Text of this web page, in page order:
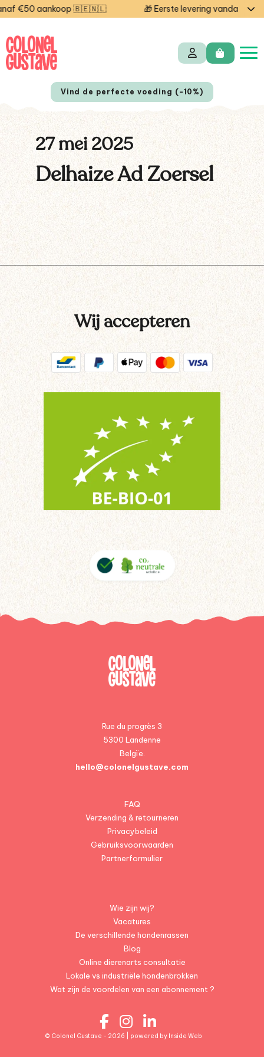
€50 aankoop 🇧🇪🇳🇱 🎁 Eerste levering vandaag
Vind de perfecte voeding (-10%)
27 mei 2025
Delhaize Ad Zoersel
Wij accepteren
Rue du progrès 3
5300 Landenne
Belgïe.
hello@colonelgustave.com
FAQ
Verzending & retourneren
Privacybeleid
Gebruiksvoorwaarden
Partnerformulier
Wie zijn wij?
Vacatures
De verschillende hondenrassen
Blog
Online dierenarts consultatie
Lokale vs industriële hondenbrokken
Wat zijn de voordelen van een abonnement ?
© Colonel Gustave - 2026 | powered by Inside Web